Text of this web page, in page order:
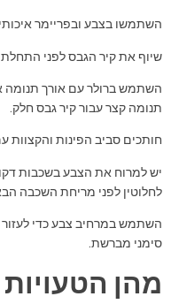
השתמשו בצבע ובפריימר
שיוף את קיר הגבס לפני התחלת
השתמש ברולר עם אורך תנומה
תנומה קצר עבור קיר גבס חלק.
חותכים סביב הפינות
יש למרוח את הצבע בשכבות
לחלוטין לפני מריחת השכבה
השתמש במרחיב צבע כדי
סימני מברשת.
מהן